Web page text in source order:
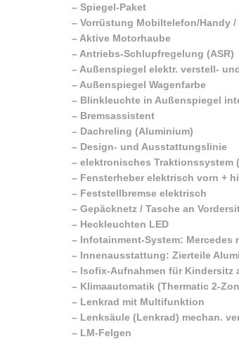
– Spiegel-Paket
– Vorrüstung Mobiltelefon/Handy
– Aktive Motorhaube
– Antriebs-Schlupfregelung (ASR)
– Außenspiegel elektr. verstell-
– Außenspiegel Wagenfarbe
– Blinkleuchte in Außenspiegel
– Bremsassistent
– Dachreling (Aluminium)
– Design- und Ausstattungslinie
– elektronisches Traktionssystem
– Fensterheber elektrisch vorn +
– Feststellbremse elektrisch
– Gepäcknetz / Tasche an
– Heckleuchten LED
– Infotainment-System: Mercedes
– Innenausstattung: Zierteile
– Isofix-Aufnahmen für Kindersitz
– Klimaautomatik (Thermatic 2-
– Lenkrad mit Multifunktion
– Lenksäule (Lenkrad) mechan.
– LM-Felgen